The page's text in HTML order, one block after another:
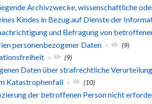
Archivzwecke, wissenschaftliche
Kindes in Bezug auf Dienste der
und Befragung von
personenbezogener Daten + (9)
+ (9)
Daten über strafrechtliche
Katastrophenfall + (10)
der betroffenen Person nicht